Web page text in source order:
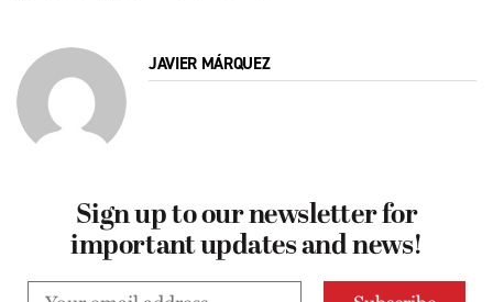
JAVIER MÁRQUEZ
Sign up to our newsletter for
important updates and news!